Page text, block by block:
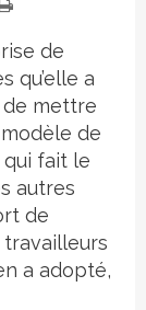
de
qu’elle a
de mettre
de
qui fait le
autres
de
a adopté,